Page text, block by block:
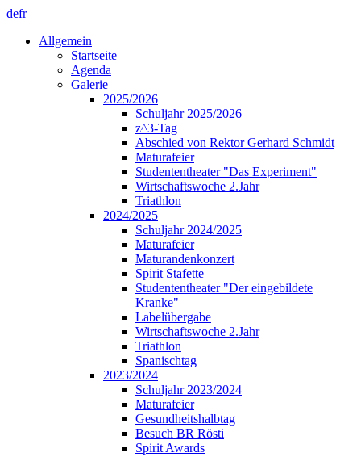
defr
Allgemein
Startseite
Agenda
Galerie
2025/2026
Schuljahr 2025/2026
z^3-Tag
Abschied von Rektor Gerhard Schmidt
Maturafeier
Studententheater "Das Experiment"
Wirtschaftswoche 2.Jahr
Triathlon
2024/2025
Schuljahr 2024/2025
Maturafeier
Maturandenkonzert
Spirit Stafette
Studententheater "Der eingebildete
Kranke"
Labelübergabe
Wirtschaftswoche 2.Jahr
Triathlon
Spanischtag
2023/2024
Schuljahr 2023/2024
Maturafeier
Gesundheitshalbtag
Besuch BR Rösti
Spirit Awards